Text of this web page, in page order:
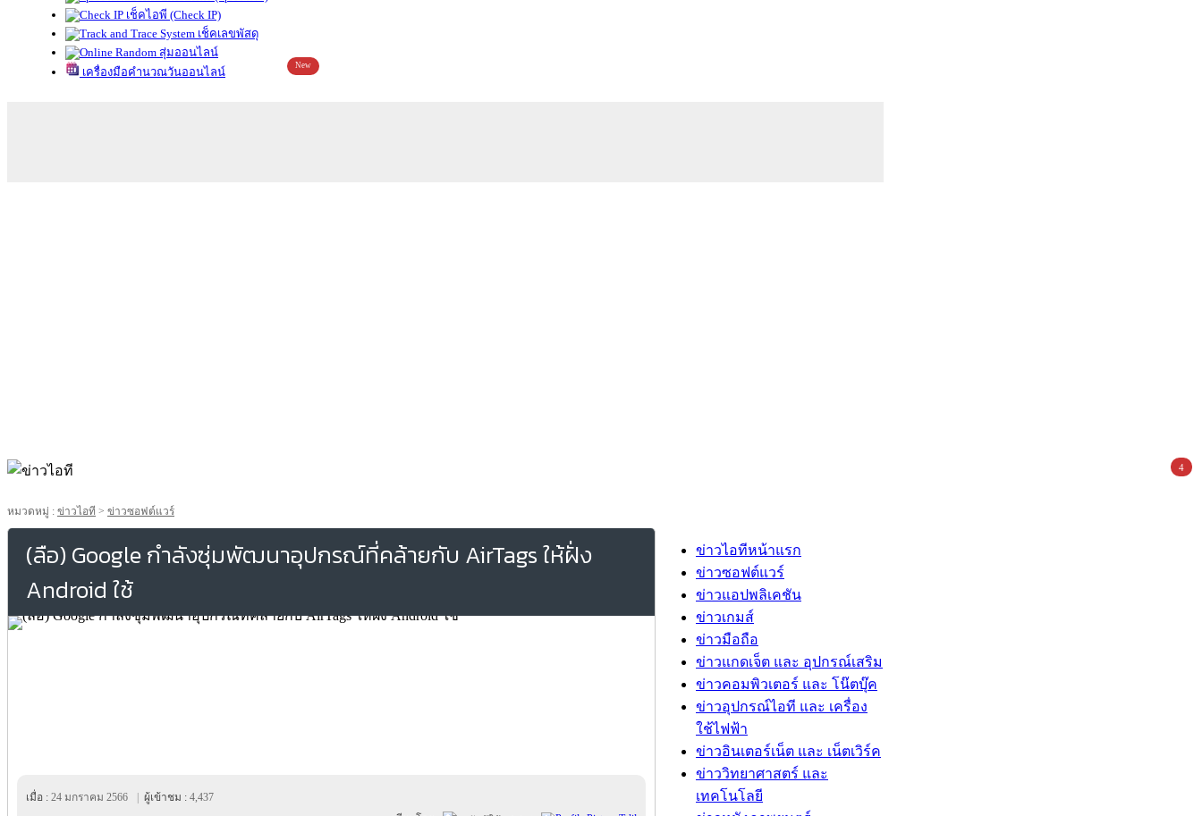
เช็คไอพี (Check IP)
เช็คเลขพัสดุ
สุ่มออนไลน์
เครื่องมือคำนวณวันออนไลน์
New
หมวดหมู่ : ข่าวไอที > ข่าวซอฟต์แวร์
(ลือ) Google กำลังซุ่มพัฒนาอุปกรณ์ที่คล้ายกับ AirTags ให้ฝั่ง
Android ใช้
เมื่อ : 24 มกราคม 2566 ผู้เข้าชม : 4,437
ข่าวไอทีหน้าแรก
ข่าวซอฟต์แวร์
ข่าวแอปพลิเคชัน
ข่าวเกมส์
ข่าวมือถือ
ข่าวแกดเจ็ต และ อุปกรณ์เสริม
ข่าวคอมพิวเตอร์ และ โน๊ตบุ๊ค
ข่าวอุปกรณ์ไอที และ เครื่อง
ใช้ไฟฟ้า
ข่าวอินเตอร์เน็ต และ เน็ตเวิร์ค
ข่าววิทยาศาสตร์ และ
เทคโนโลยี
4